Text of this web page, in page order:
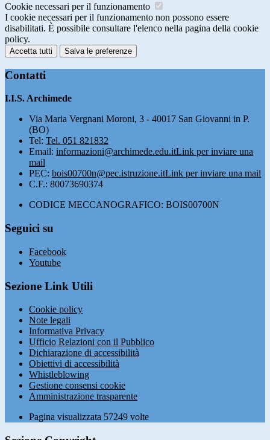
Cookie necessari per il funzionamento
I cookie necessari per il funzionamento non possono essere
disabilitati. È possibile consultare l'elenco nella pagina della cookie
policy.
Accetta tutti Salva le preferenze
Contatti
I.I.S. Archimede
Via Maria Vergnani Moroni, 3 - 40017 San Giovanni in P.
(BO)
Tel: Tel. 051 821832
Email: informazioni@archimede.edu.itLink per inviare una
mail
PEC: bois00700n@pec.istruzione.itLink per inviare una mail
C.F.: 80073690374
CODICE MECCANOGRAFICO: BOIS00700N
Seguici su
Facebook
Youtube
Sezione Link Utili
Cookie policy
Note legali
Informativa Privacy
Ufficio Relazioni con il Pubblico
Dichiarazione di accessibilità
Obiettivi di accessibilità
Whistleblowing
Gestione consensi cookie
Amministrazione trasparente
Pagina visualizzata 57249 volte